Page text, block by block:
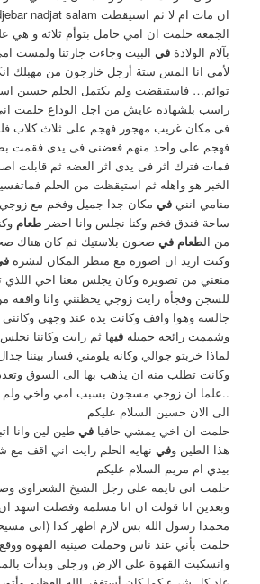
ان مات ام لا ثم استيقظت Abdeldjebar nadjat salam
الجمعة حلمت ان امي حامل بتوأم ثلاثة و هي
بآلام الولادةفي البيت وجاءت جارتنا ولمست
لأمي انا المس ستة أرجل خارجون من مهبلك
توائم… فاستيقضت ولم يكتمل الحلم حسين
راسب بلشهاده عايش من اجل الوداع حلمت
فى مكان غريب مهجور فهجم على ثلاث كلاب
فهجم على واحد منهم فعضنى فى يدى فقمت
فمات فترك اثر فى يدى اثر العضه ثم قابلت
الخبر هو واهله ثم استيقظت من الحلم
منامي اننيفي مكان جدا جميل وفخم مع زوجي
ساحة فندق فخم وكنا نجلس وانا احضرطعام
من الطعام في صحون بلاستيك ثم كان هناك
وكنت اريد ان اصوره مع منظر المكان لنشره
منعني من تصويره وكان يجلس معنا اخي
للسجن وفجأه رايت زوجي يحظنني وانا واقفه
جالسه وهوا واقف وكانت يده عند وجهي
وشممت رائحه جميلهفيها ثم رايت وكاننا
لماذا خربتو جوالي وكانه يلومني فسار بيننا
وكانت تطلب منه ان يذهب بها الى السوق
..علما ان زوجي مسجون بسبب امي واخي ولم
الى الان حسين السلام عليكم
حلمت ان اخي يمشي حافيافي طين لين وانا
هذا الطين وفي نهايه الحلم رايت اني اقف
بيدي ام مريم السلام عليكم
حلمت انى نايمه على رجل الشيخ الشعراوى
وبعدين انا قولت ان انا مسلمه وفضلت اشهد ان
محمدا رسول الله بس لازم اظهر كدا (انى
حلمت بأني عند ناس وحملت صينية القهوة
وانسكبت القهوة على الارض ورجلي وبدأت